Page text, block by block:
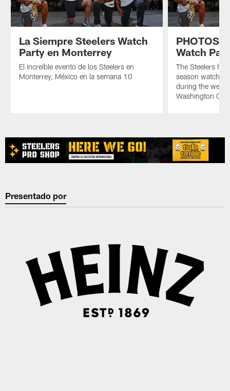
La Siempre Steelers Watch
Party en Monterrey
El increíble evento de los Steelers en
Monterrey, México en la semana 10
PHOTOS:
Watch
The Steelers
season watch
during the week
Washington
Presentado por